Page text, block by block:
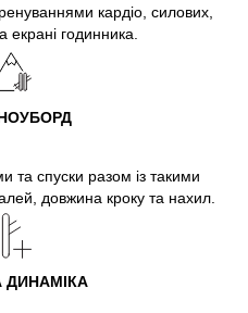
кардіо, силових,
екрані годинника.
та спуски разом із такими
довжина кроку та нахил.